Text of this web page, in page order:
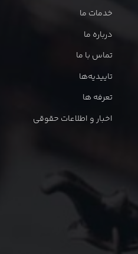
خدمات ما
درباره ما
تماس با ما
تاییدیه‌ها
تعرفه ها
اخبار و اطلاعات حقوقی